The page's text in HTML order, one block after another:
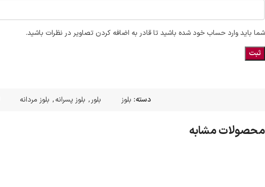
شما باید وارد حساب خود شده باشید تا قادر به اضافه کردن تصاویر در نظرات باشید.
دسته: بلوز بلور , بلوز پسرانه, بلوز مردانه
محصولات مشابه